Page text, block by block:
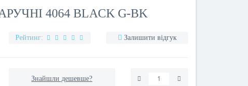
4064 BLACK G-BK
Рейтинг: Залишити відгук
Знайшли дешевше?